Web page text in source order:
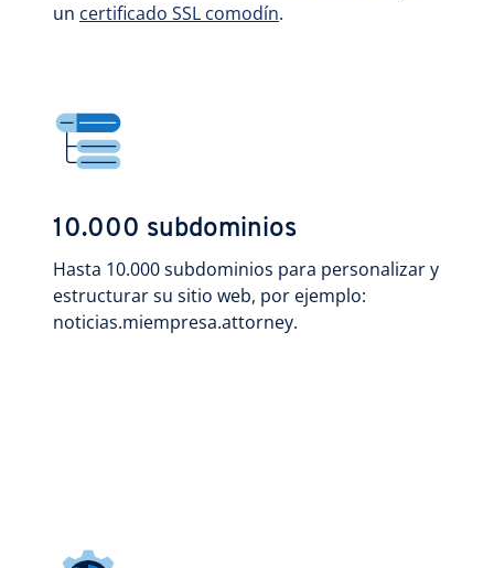
un certificado SSL comodín.
10.000 subdominios
Hasta 10.000 subdominios para personalizar y
estructurar su sitio web, por ejemplo:
noticias.miempresa.attorney.